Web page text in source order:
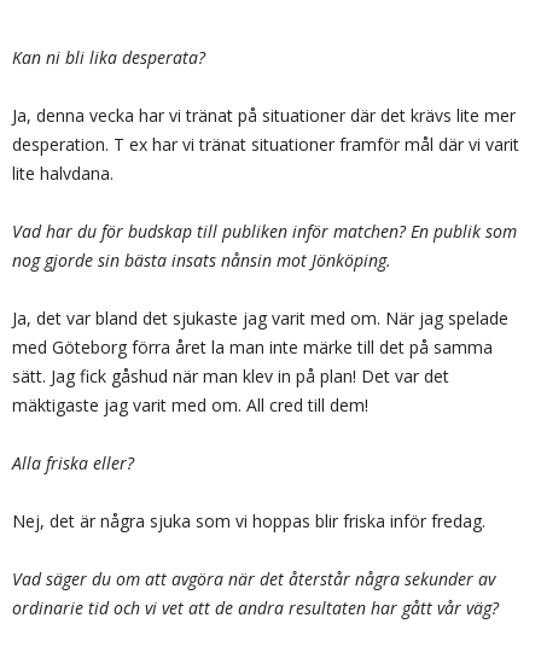
Kan ni bli lika desperata?
Ja, denna vecka har vi tränat på situationer där det krävs lite mer
desperation. T ex har vi tränat situationer framför mål där vi varit
lite halvdana.
Vad har du för budskap till publiken inför matchen? En publik som
nog gjorde sin bästa insats nånsin mot Jönköping.
Ja, det var bland det sjukaste jag varit med om. När jag spelade
med Göteborg förra året la man inte märke till det på samma
sätt. Jag fick gåshud när man klev in på plan! Det var det
mäktigaste jag varit med om. All cred till dem!
Alla friska eller?
Nej, det är några sjuka som vi hoppas blir friska inför fredag.
Vad säger du om att avgöra när det återstår några sekunder av
ordinarie tid och vi vet att de andra resultaten har gått vår väg?